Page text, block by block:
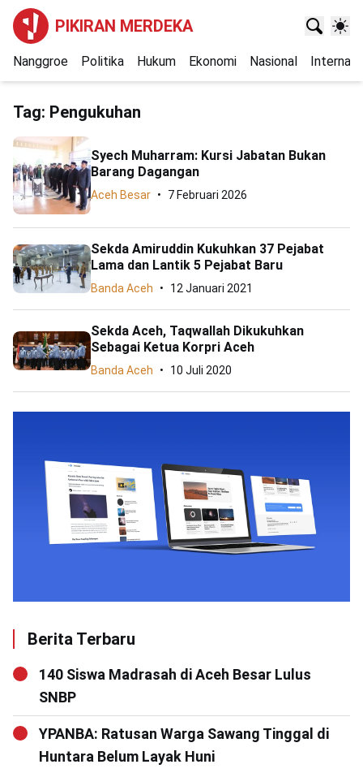
PIKIRAN MERDEKA
Nanggroe Politika Hukum Ekonomi Nasional
Tag: Pengukuhan
Syech Muharram: Kursi Jabatan Bukan
Barang Dagangan
Aceh Besar 7 Februari 2026
Sekda Amiruddin Kukuhkan 37 Pejabat
Lama dan Lantik 5 Pejabat Baru
Banda Aceh 12 Januari 2021
Sekda Aceh, Taqwallah Dikukuhkan
Sebagai Ketua Korpri Aceh
Banda Aceh 10 Juli 2020
Berita Terbaru
140 Siswa Madrasah di Aceh Besar Lulus
SNBP
YPANBA: Ratusan Warga Sawang Tinggal di
Huntara Belum Layak Huni